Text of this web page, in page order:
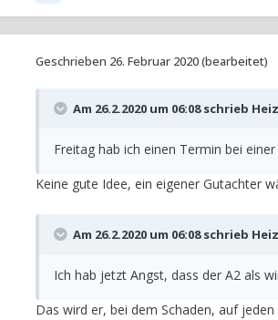
Geschrieben 26. Februar 2020(bearbeitet)
Am 26.2.2020 um 06:08 schrieb
Freitag hab ich einen Termin bei
Keine gute Idee, ein eigener Gutachter
Am 26.2.2020 um 06:08 schrieb
Ich hab jetzt Angst, dass der A2 als
Das wird er, bei dem Schaden, auf